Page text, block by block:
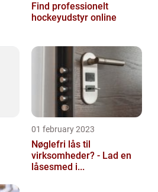
Find professionelt
hockeyudstyr online
01 february 2023
Nøglefri lås til
virksomheder? - Lad en
låsesmed i...